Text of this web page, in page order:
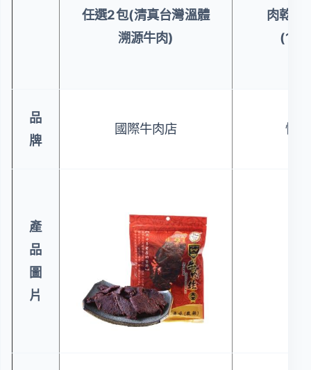
任選2包(清真台灣溫體
溯源牛肉)
肉乾-
品
牌
國際牛肉店 快
產
品
圖
片